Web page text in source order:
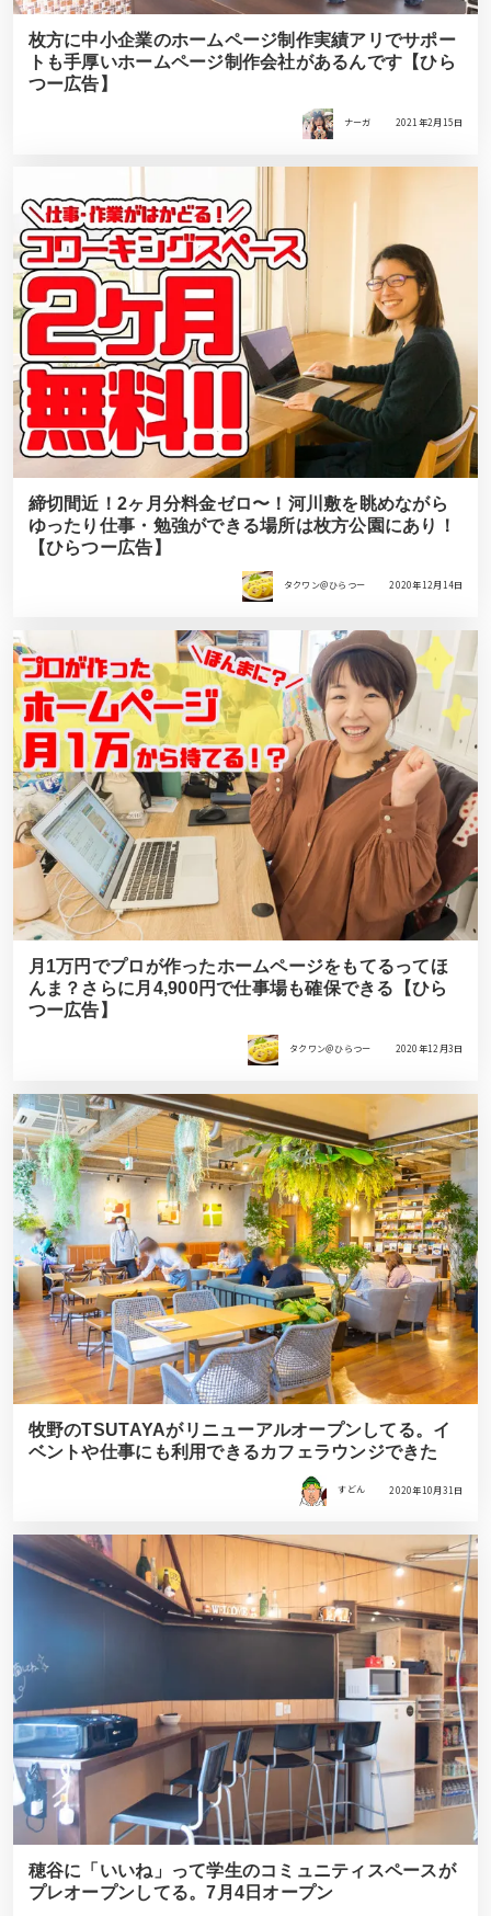
枚方に中小企業のホームページ制作実績アリでサポー
トも手厚いホームページ制作会社があるんです【ひら
つー広告】
ナーガ 2021年2月15日
締切間近！2ヶ月分料金ゼロ〜！河川敷を眺めながら
ゆったり仕事・勉強ができる場所は枚方公園にあり！
【ひらつー広告】
タクワン＠ひらつー 2020年12月14日
月1万円でプロが作ったホームページをもてるってほ
んま？さらに月4,900円で仕事場も確保できる【ひら
つー広告】
タクワン＠ひらつー 2020年12月3日
牧野のTSUTAYAがリニューアルオープンしてる。イ
ベントや仕事にも利用できるカフェラウンジできた
すどん 2020年10月31日
穂谷に「いいね」って学生のコミュニティスペースが
プレオープンしてる。7月4日オープン